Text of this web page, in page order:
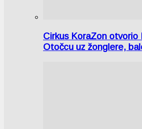
Cirkus KoraZon otvorio
Otočcu uz žonglere,